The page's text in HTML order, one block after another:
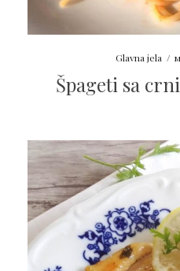
Glavna jela /
Špageti sa